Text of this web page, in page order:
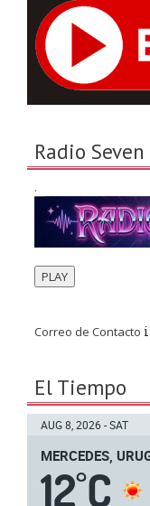
Radio Seven
.
PLAY
Correo de Contacto
El Tiempo
AUG 8, 2026 - SAT
MERCEDES,
12°C